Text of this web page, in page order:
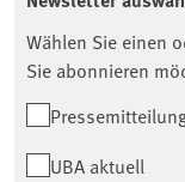
Wählen Sie einen
Sie abonnieren
UBA aktuell